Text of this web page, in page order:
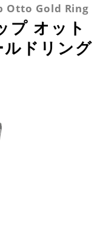
Otto Gold Ring
プ オット
ドリング